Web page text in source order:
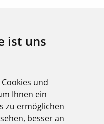
ist uns
und
Ihnen ein
zu ermöglichen
besser an
Blick!